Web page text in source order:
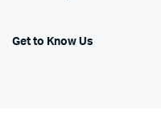
Get to Know Us